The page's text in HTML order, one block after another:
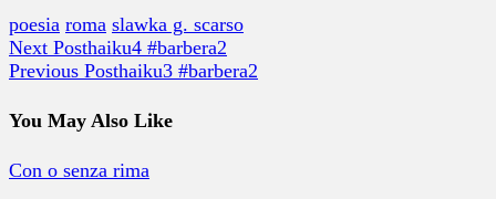
poesia roma slawka g. scarso
Next Posthaiku4 #barbera2
Previous Posthaiku3 #barbera2
You May Also Like
Con o senza rima